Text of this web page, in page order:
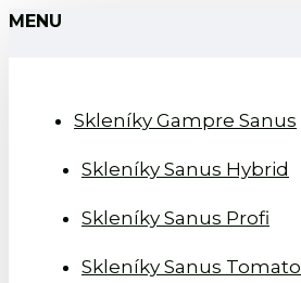
MENU
Skleníky Gampre Sanus
Skleníky Sanus Hybrid
Skleníky Sanus Profi
Skleníky Sanus Tomato